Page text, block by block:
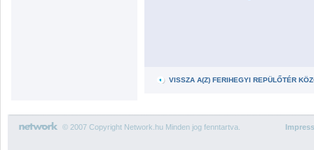
VISSZA A(Z) FERIHEGYI REPÜLŐTÉR
© 2007 Copyright Network.hu Minden jog fenntartva.